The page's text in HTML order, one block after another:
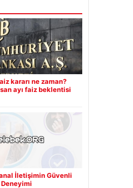
kararı ne zaman?
ayı faiz beklentisi
İletişimin Güvenli